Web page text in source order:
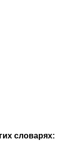
словарях: